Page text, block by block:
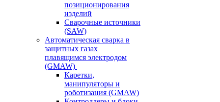
позиционирования
изделий
Сварочные источники
(SAW)
Автоматическая сварка в
защитных газах
плавящимся электродом
(GMAW)
Каретки,
манипуляторы и
роботизация (GMAW)